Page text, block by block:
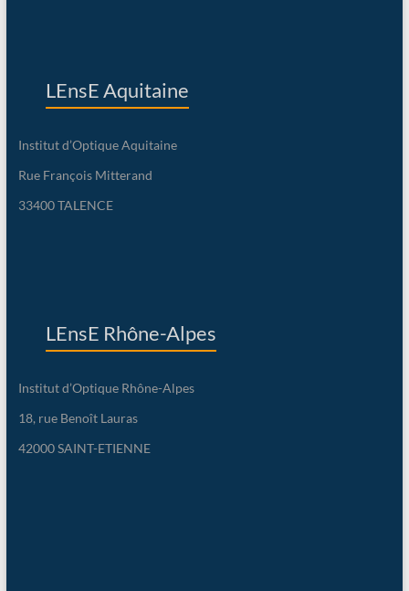
LEnsE Aquitaine
Institut d’Optique Aquitaine
Rue François Mitterand
33400 TALENCE
LEnsE Rhône-Alpes
Institut d’Optique Rhône-Alpes
18, rue Benoît Lauras
42000 SAINT-ETIENNE